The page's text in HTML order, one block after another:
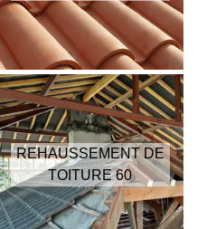
REHAUSSEMENT DE
TOITURE 60